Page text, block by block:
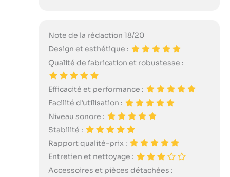
Note de la rédaction 18/20
Design et esthétique :
Qualité de fabrication et robustesse :
Efficacité et performance :
Facilité d’utilisation :
Niveau sonore :
Stabilité :
Rapport qualité-prix :
Entretien et nettoyage :
Accessoires et pièces détachées :